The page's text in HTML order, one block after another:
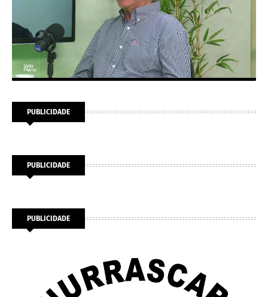
PUBLICIDADE
PUBLICIDADE
PUBLICIDADE